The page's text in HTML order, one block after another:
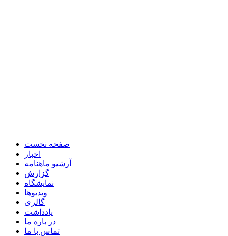
صفحه نخست
اخبار
آرشیو ماهنامه
گزارش
نمایشگاه
ویدیوها
گالری
یادداشت
در باره ما
تماس با ما